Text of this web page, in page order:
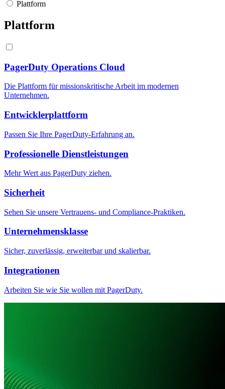
Plattform
Plattform
PagerDuty Operations Cloud
Die Plattform für missionskritische Arbeit im modernen
Unternehmen.
Entwicklerplattform
Passen Sie Ihre PagerDuty-Erfahrung an.
Professionelle Dienstleistungen
Mehr Wert aus PagerDuty ziehen.
Sicherheit
Sehen Sie unsere Vertrauens- und Compliance-Praktiken.
Unternehmensklasse
Sicher, zuverlässig, erweiterbar und skalierbar.
Integrationen
Arbeiten Sie wie Sie wollen mit PagerDuty.